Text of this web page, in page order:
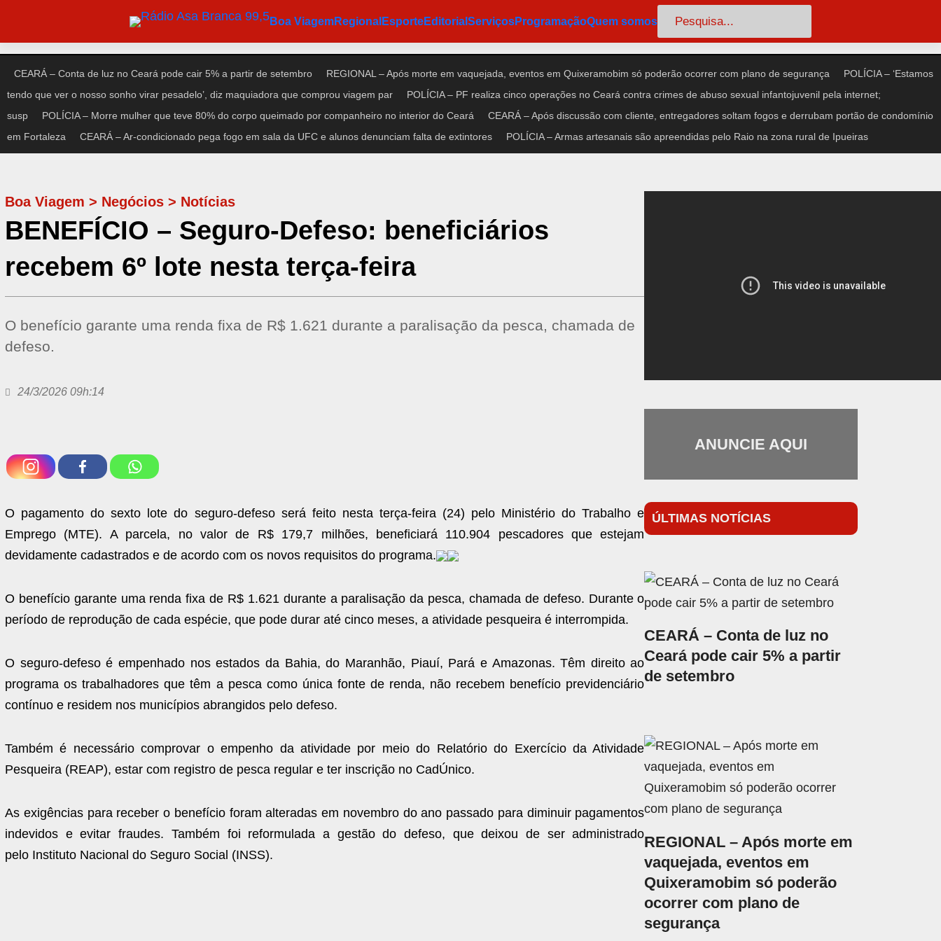
o
conteúdo
Boa ViagemRegional EsporteEditorial ServiçosProgramaçãoQuem somos Pesquisar
CEARÁ – Conta de luz no Ceará pode cair 5% a partir de setembro REGIONAL – Após morte em vaquejada, eventos em Quixeramobim só poderão ocorrer com plano de segurança
POLÍCIA – ‘Estamos
tendo que ver o nosso sonho virar pesadelo’, diz maquiadora que comprou viagem par
POLÍCIA – PF realiza cinco operações no Ceará contra crimes de abuso sexual infantojuvenil pela internet;
susp
POLÍCIA – Morre mulher que teve 80% do corpo queimado por companheiro no interior do Ceará
CEARÁ – Após discussão com cliente, entregadores soltam fogos e derrubam portão de condomínio
em Fortaleza
CEARÁ – Ar-condicionado pega fogo em sala da UFC e alunos denunciam falta de extintores POLÍCIA – Armas artesanais são apreendidas pelo Raio na zona rural de Ipueiras
Boa Viagem > Negócios > Notícias
BENEFÍCIO – Seguro-Defeso: beneficiários
recebem 6º lote nesta terça-feira
O benefício garante uma renda fixa de R$ 1.621 durante a paralisação da pesca, chamada de
defeso.
24/3/2026 09h:14
O pagamento do sexto lote do seguro-defeso será feito nesta terça-feira (24) pelo Ministério do Trabalho e
Emprego (MTE). A parcela, no valor de R$ 179,7 milhões, beneficiará 110.904 pescadores que estejam
devidamente cadastrados e de acordo com os novos requisitos do programa.
O benefício garante uma renda fixa de R$ 1.621 durante a paralisação da pesca, chamada de defeso. Durante o
período de reprodução de cada espécie, que pode durar até cinco meses, a atividade pesqueira é interrompida.
O seguro-defeso é empenhado nos estados da Bahia, do Maranhão, Piauí, Pará e Amazonas. Têm direito ao
programa os trabalhadores que têm a pesca como única fonte de renda, não recebem benefício previdenciário
contínuo e residem nos municípios abrangidos pelo defeso.
Também é necessário comprovar o empenho da atividade por meio do Relatório do Exercício da Atividade
Pesqueira (REAP), estar com registro de pesca regular e ter inscrição no CadÚnico.
As exigências para receber o benefício foram alteradas em novembro do ano passado para diminuir pagamentos
indevidos e evitar fraudes. Também foi reformulada a gestão do defeso, que deixou de ser administrado
pelo Instituto Nacional do Seguro Social (INSS).
ANUNCIE AQUI
ÚLTIMAS NOTÍCIAS
CEARÁ – Conta de luz no
Ceará pode cair 5% a partir
de setembro
REGIONAL – Após morte em
vaquejada, eventos em
Quixeramobim só poderão
ocorrer com plano de
segurança